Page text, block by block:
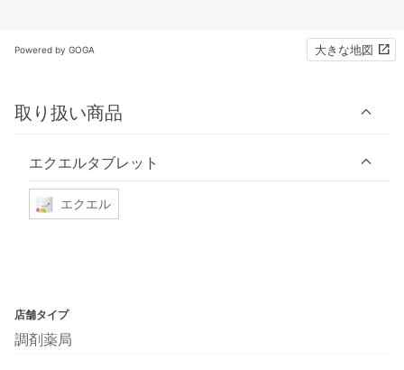
Powered by GOGA 大きな地図
取り扱い商品
エクエルタブレット
エクエル
店舗タイプ
調剤薬局